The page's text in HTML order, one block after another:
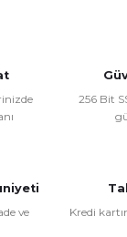
noktaları
teşekkür ederiz.
bozuk veya
eksik bilgiler
bulunuyor.
daha pahalı.
256 Bit
ve
Kredi